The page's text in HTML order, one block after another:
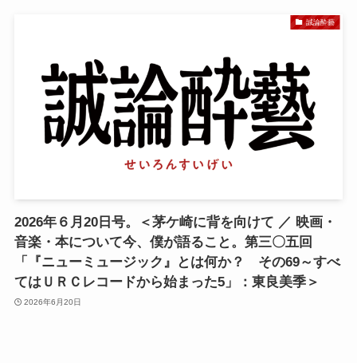
誠論酔藝
2026年６月20日号。＜茅ケ崎に背を向けて ／ 映画・
音楽・本について今、僕が語ること。第三〇五回
「『ニューミュージック』とは何か？ その69～すべ
てはＵＲＣレコードから始まった5」：東良美季＞
2026年6月20日